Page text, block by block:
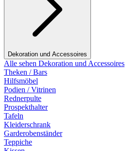
Dekoration und Accessoires
Alle sehen Dekoration und Accessoires
Theken / Bars
Hilfsmöbel
Podien / Vitrinen
Rednerpulte
Prospekthalter
Tafeln
Kleiderschrank
Garderobenständer
Teppiche